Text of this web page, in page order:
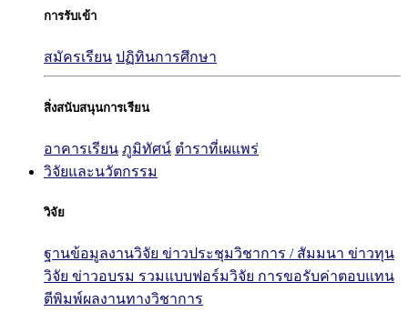
การรับเข้า
สมัครเรียน ปฏิทินการศึกษา
สิ่งสนับสนุนการเรียน
อาคารเรียน ภูมิทัศน์ ตำราที่เผแพร่
วิจัยและนวัตกรรม
วิจัย
ฐานข้อมูลงานวิจัย ข่าวประชุมวิชาการ / สัมมนา ข่าวทุน
วิจัย ข่าวอบรม รวมแบบฟอร์มวิจัย การขอรับค่าตอบแทน
ตีพิมพ์ผลงานทางวิชาการ